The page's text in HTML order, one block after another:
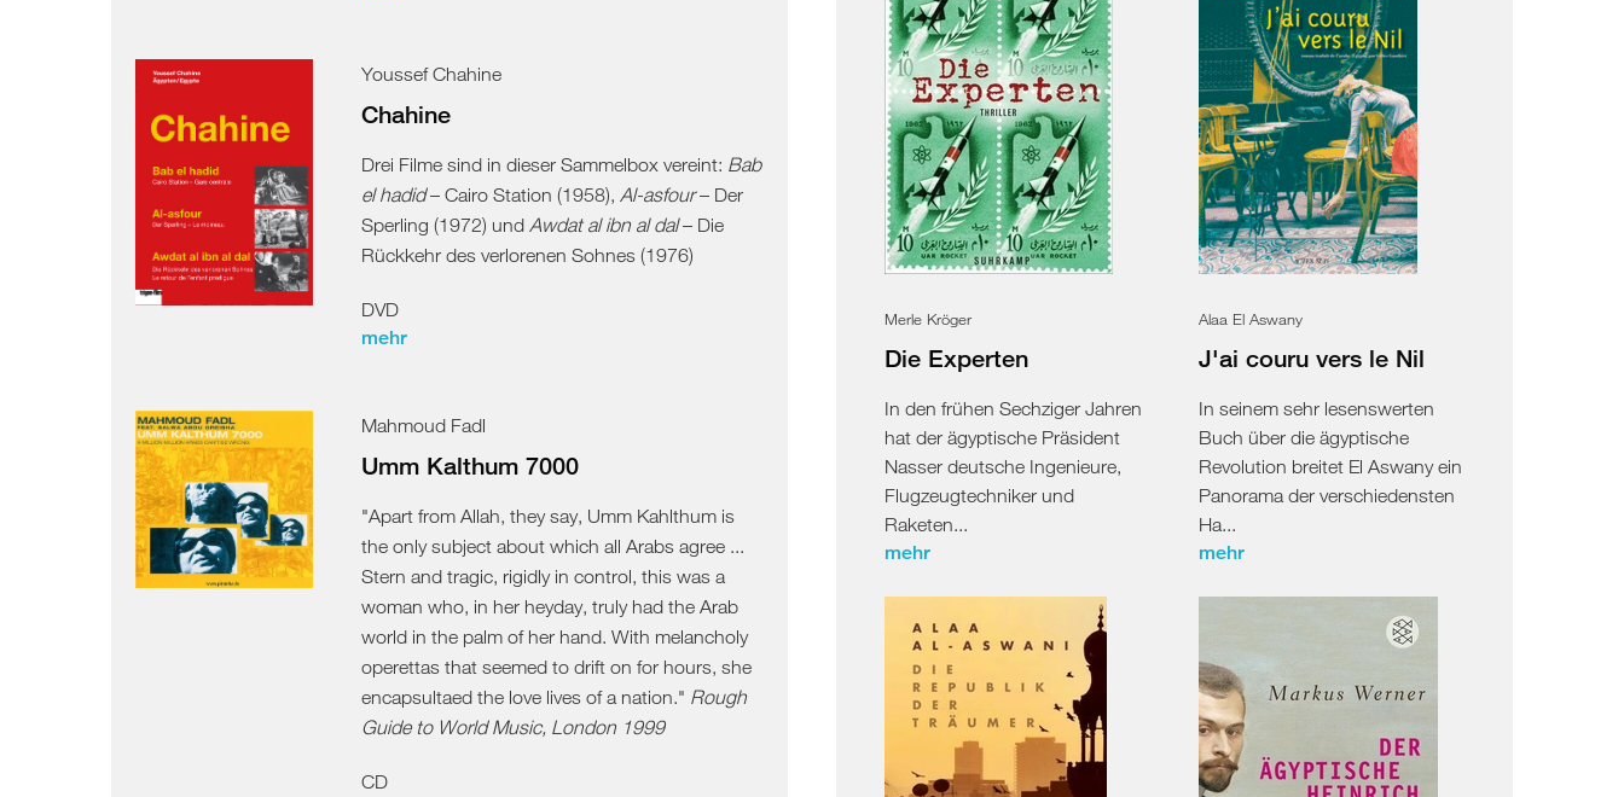
Youssef Chahine
Chahine
Drei Filme sind in dieser Sammelbox vereint: Bab
el hadid– Cairo Station (1958), Al-asfour– Der
Sperling (1972) und Awdat al ibn al dal– Die
Rückkehr des verlorenen Sohnes (1976)
DVD
mehr
Mahmoud Fadl
Umm Kalthum 7000
"Apart from Allah, they say, Umm Kahlthum is
the only subject about which all Arabs agree ...
Stern and tragic, rigidly in control, this was a
woman who, in her heyday, truly had the Arab
world in the palm of her hand. With melancholy
operettas that seemed to drift on for hours, she
encapsultaed the love lives of a nation." Rough
Guide to World Music, London 1999
CD
Merle Kröger
Die Experten
In den frühen Sechziger Jahren
hat der ägyptische Präsident
Nasser deutsche Ingenieure,
Flugzeugtechniker und
Raketen...
mehr
Alaa El Aswany
J'ai couru vers le Nil
In seinem sehr lesenswerten
Buch über die ägyptische
Revolution breitet El Aswany ein
Panorama der verschiedensten
Ha...
mehr